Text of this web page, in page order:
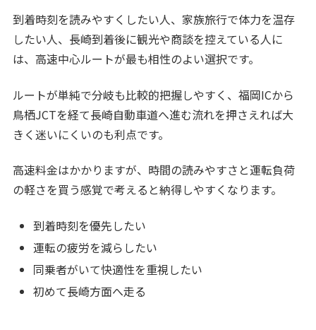
到着時刻を読みやすくしたい人、家族旅行で体力を温存
したい人、長崎到着後に観光や商談を控えている人に
は、高速中心ルートが最も相性のよい選択です。
ルートが単純で分岐も比較的把握しやすく、福岡ICから
鳥栖JCTを経て長崎自動車道へ進む流れを押さえれば大
きく迷いにくいのも利点です。
高速料金はかかりますが、時間の読みやすさと運転負荷
の軽さを買う感覚で考えると納得しやすくなります。
到着時刻を優先したい
運転の疲労を減らしたい
同乗者がいて快適性を重視したい
初めて長崎方面へ走る